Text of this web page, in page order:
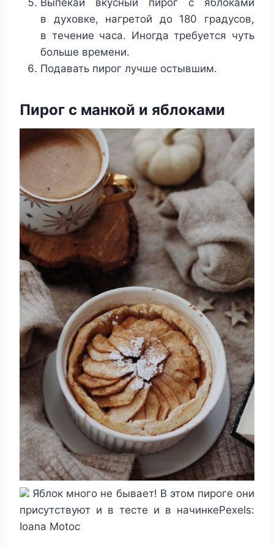
Выпекай вкусный пирог с яблоками
в духовке, нагретой до 180 градусов,
в течение часа. Иногда требуется чуть
больше времени.
Подавать пирог лучше остывшим.
Пирог с манкой и яблоками
Яблок много не бывает! В этом пироге они
присутствуют и в тесте и в начинкеPexels:
Ioana Motoc